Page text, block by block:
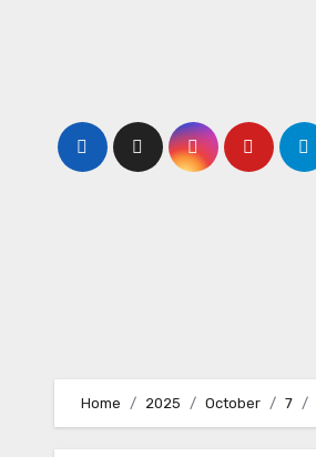
Home 2025 October 7